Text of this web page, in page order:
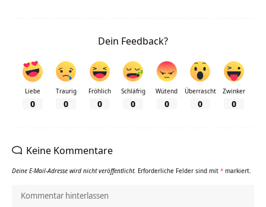
Dein Feedback?
Liebe
0
Traurig
0
Fröhlich
0
Schläfrig
0
Wütend
0
Überrascht
0
Zwinker
0
Keine Kommentare
Deine E-Mail-Adresse wird nicht veröffentlicht. Erforderliche Felder sind mit * markiert.